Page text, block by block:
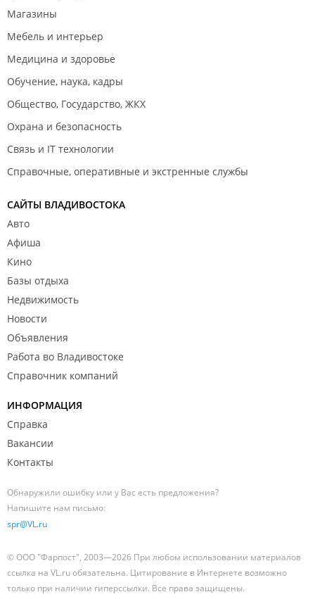
Магазины
Мебель и интерьер
Медицина и здоровье
Обучение, наука, кадры
Общество, Государство, ЖКХ
Охрана и безопасность
Связь и IT технологии
Справочные, оперативные и экстренные службы
САЙТЫ ВЛАДИВОСТОКА
Авто
Афиша
Кино
Базы отдыха
Недвижимость
Новости
Объявления
Работа во Владивостоке
Справочник компаний
ИНФОРМАЦИЯ
Справка
Вакансии
Контакты
Обнаружили ошибку или у Вас есть предложения?
Напишите нам письмо:
spr@VL.ru
© ООО "Фарпост", 2003—2026 При любом использовании материалов
ссылка на VL.ru обязательна. Цитирование в Интернете возможно
только при наличии гиперссылки. Все права защищены.